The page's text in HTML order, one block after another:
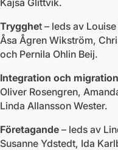
Kajsa Glittvik.
Trygghet – leds av
Åsa Ågren Wikström,
och Pernila Ohlin Beij.
Integration och migration
Oliver Rosengren,
Linda Allansson Wester.
Företagande – leds av
Susanne Ydstedt, Ida